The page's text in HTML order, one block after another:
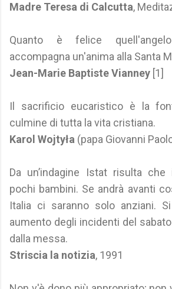
Madre Teresa di Calcutta,
Quanto è felice
accompagna un'anima alla Santa
Jean-Marie Baptiste Vianney [1]
Il sacrificio eucaristico è la
culmine di tutta la vita cristiana.
Karol Wojtyła (papa Giovanni
Da un’indagine Istat risulta
pochi bambini. Se andrà avanti
Italia ci saranno solo anziani.
aumento degli incidenti del sabato
dalla messa.
Striscia la notizia, 1991